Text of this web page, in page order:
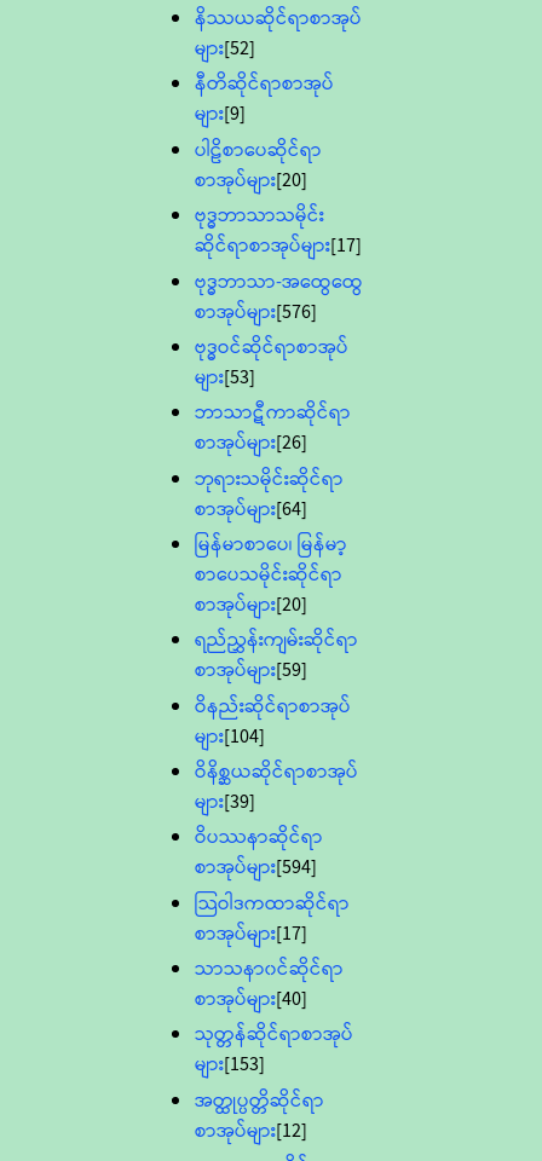
နိဿယဆိုင်ရာစာအုပ်
များ[52]
နီတိဆိုင်ရာစာအုပ်
များ[9]
ပါဠိစာပေဆိုင်ရာ
စာအုပ်များ[20]
ဗုဒ္ဓဘာသာသမိုင်း
ဆိုင်ရာစာအုပ်များ[17]
ဗုဒ္ဓဘာသာ-အထွေထွေ
စာအုပ်များ[576]
ဗုဒ္ဓဝင်ဆိုင်ရာစာအုပ်
များ[53]
ဘာသာဋီကာဆိုင်ရာ
စာအုပ်များ[26]
ဘုရားသမိုင်းဆိုင်ရာ
စာအုပ်များ[64]
မြန်မာစာပေ၊ မြန်မာ့
စာပေသမိုင်းဆိုင်ရာ
စာအုပ်များ[20]
ရည်ညွှန်းကျမ်းဆိုင်ရာ
စာအုပ်များ[59]
ဝိနည်းဆိုင်ရာစာအုပ်
များ[104]
ဝိနိစ္ဆယဆိုင်ရာစာအုပ်
များ[39]
ဝိပဿနာဆိုင်ရာ
စာအုပ်များ[594]
သြဝါဒကထာဆိုင်ရာ
စာအုပ်များ[17]
သာသနာ၀င်ဆိုင်ရာ
စာအုပ်များ[40]
သုတ္တန်ဆိုင်ရာစာအုပ်
များ[153]
အတ္ထုပ္ပတ္တိဆိုင်ရာ
စာအုပ်များ[12]